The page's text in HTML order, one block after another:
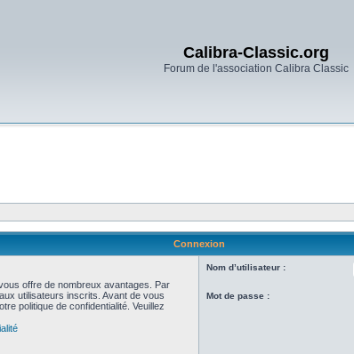
Calibra-Classic.org
Forum de l'association Calibra Classic
Connexion
offre de nombreux avantages. Par
utilisateurs inscrits. Avant de vous
politique de confidentialité. Veuillez
Nom d’utilisateur :
Mot de passe :